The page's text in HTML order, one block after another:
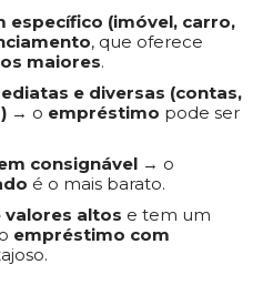
específico (imóvel, carro,
, que oferece
maiores.
e diversas (contas,
→ o empréstimo pode ser
consignável → o
é o mais barato.
valores altos e tem um
empréstimo com